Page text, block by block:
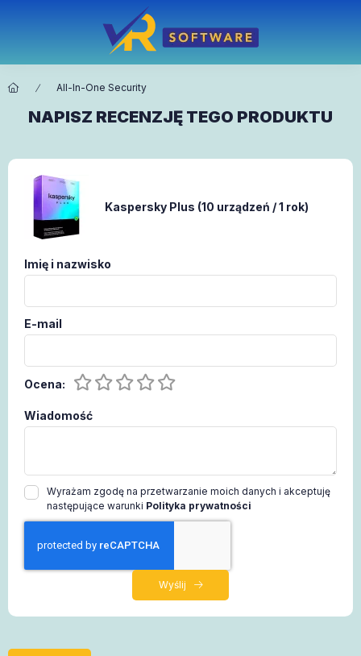
All-In-One Security
NAPISZ RECENZJĘ TEGO PRODUKTU
Kaspersky Plus (10 urządzeń / 1 rok)
Imię i nazwisko
E-mail
Ocena:
Wiadomość
Wyrażam zgodę na przetwarzanie moich danych i akceptuję
następujące warunki Polityka prywatności
Wyślij